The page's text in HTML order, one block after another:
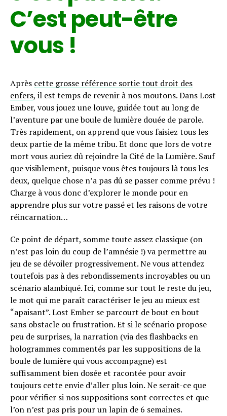
C’est peut-être
vous !
Après cette grosse référence sortie tout droit des
enfers, il est temps de revenir à nos moutons. Dans Lost
Ember, vous jouez une louve, guidée tout au long de
l’aventure par une boule de lumière douée de parole.
Très rapidement, on apprend que vous faisiez tous les
deux partie de la même tribu. Et donc que lors de votre
mort vous auriez dû rejoindre la Cité de la Lumière. Sauf
que visiblement, puisque vous êtes toujours là tous les
deux, quelque chose n’a pas dû se passer comme prévu !
Charge à vous donc d’explorer le monde pour en
apprendre plus sur votre passé et les raisons de votre
réincarnation…
Ce point de départ, somme toute assez classique (on
n’est pas loin du coup de l’amnésie !) va permettre au
jeu de se dévoiler progressivement. Ne vous attendez
toutefois pas à des rebondissements incroyables ou un
scénario alambiqué. Ici, comme sur tout le reste du jeu,
le mot qui me paraît caractériser le jeu au mieux est
“apaisant”. Lost Ember se parcourt de bout en bout
sans obstacle ou frustration. Et si le scénario propose
peu de surprises, la narration (via des flashbacks en
hologrammes commentés par les suppositions de la
boule de lumière qui vous accompagne) est
suffisamment bien dosée et racontée pour avoir
toujours cette envie d’aller plus loin. Ne serait-ce que
pour vérifier si nos suppositions sont correctes et que
l’on n’est pas pris pour un lapin de 6 semaines.